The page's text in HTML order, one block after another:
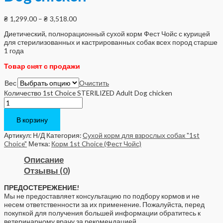
₴ 1,299.00 – ₴ 3,518.00
Диетический, полнорационный сухой корм Фест Чойс с курицей
для стерилизованных и кастрированных собак всех пород старше
1 года
Товар снят с продажи
Вес
Очистить
Количество 1st Choice STERILIZED Adult Dog chicken
В корзину
Артикул: Н/Д Категория:Сухой корм для взрослых собак "1st
Choice" Метка: Корм 1st Choice (Фест Чойс)
Описание
Отзывы (0)
ПРЕДОСТЕРЕЖЕНИЕ!
Мы не предоставляет консультацию по подбору кормов и не
несем ответственности за их применение. Пожалуйста, перед
покупкой для получения большей информации обратитесь к
ветеринарному врачу за рекомендацией.